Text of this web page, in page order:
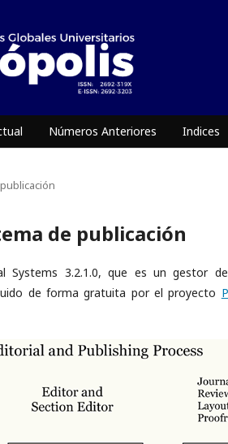
Números Anteriores Indices
de publicación
Systems 3.2.1.0, que es un gestor
de forma gratuita por el proyecto